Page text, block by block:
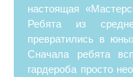
настоящая
Ребята из
превратились в
Сначала ребята
гардероба просто